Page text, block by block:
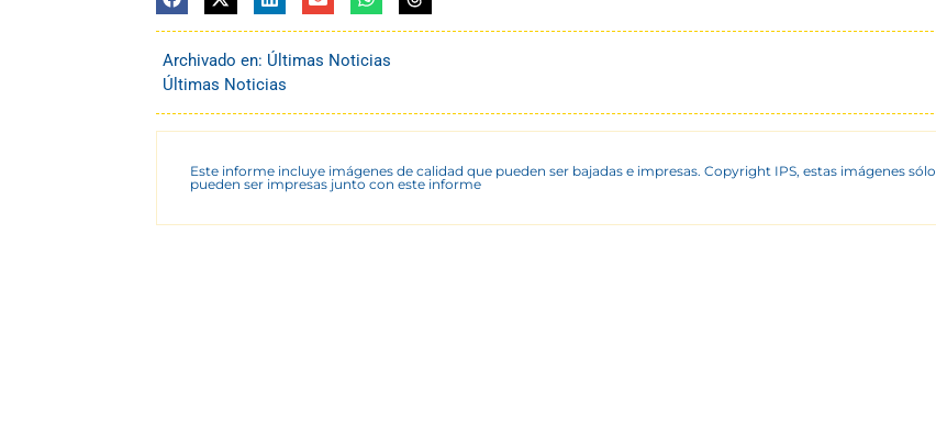
Archivado en: Últimas Noticias
Últimas Noticias
Este informe incluye imágenes de calidad que pueden ser bajadas e impresas. Copyright IPS, estas imágenes sólo
pueden ser impresas junto con este informe